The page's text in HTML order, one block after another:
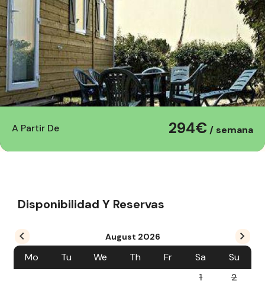
A Partir De 294€ / semana
Disponibilidad Y Reservas
August 2026
Mo Tu We Th Fr Sa
Su
1
2